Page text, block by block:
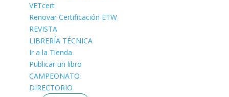
VETcert
Renovar Certificación ETW
REVISTA
LIBRERÍA TÉCNICA
Ir a la Tienda
Publicar un libro
CAMPEONATO
DIRECTORIO